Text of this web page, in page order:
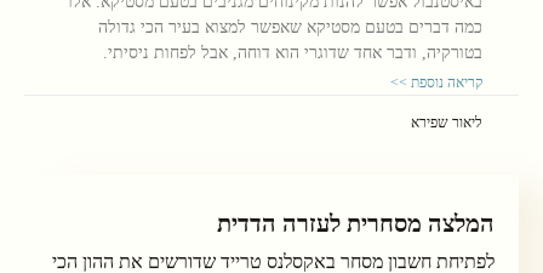
כמה דברים בטעם מסטיקא שאפשר למצוא בעיר הכי גדולה
בטורקיה, ודבר אחד שדוגרי הוא דוחה, אבל לפחות ניסיתי.
קריאה נוספת >>
ליאור שפירא
המלצה מסחרית לעזרה הדדית
לפתיחת חשבון מסחר באקסלנס טרייד שדורשים את ההון הכי